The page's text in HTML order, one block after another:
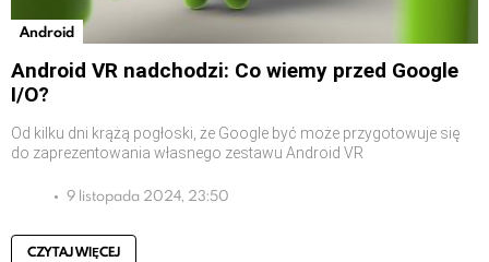
Android
Android VR nadchodzi: Co wiemy przed Google
I/O?
Od kilku dni krążą pogłoski, że Google być może przygotowuje się
do zaprezentowania własnego zestawu Android VR
9 listopada 2024, 23:50
CZYTAJ WIĘCEJ